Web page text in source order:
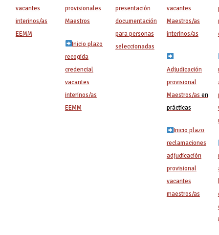
vacantes
interinos/as
EEMM
provisionales
Maestros
Inicio plazo
recogida
credencial
vacantes
interinos/as
EEMM
presentación
documentación
para personas
seleccionadas
vacantes
Maestros/as
interinos/as
Adjudicación
provisional
Maestros/as en
prácticas
Inicio plazo
reclamaciones
adjudicación
provisional
vacantes
maestros/as